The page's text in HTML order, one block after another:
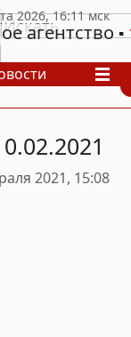
агентство
2021, 15:08